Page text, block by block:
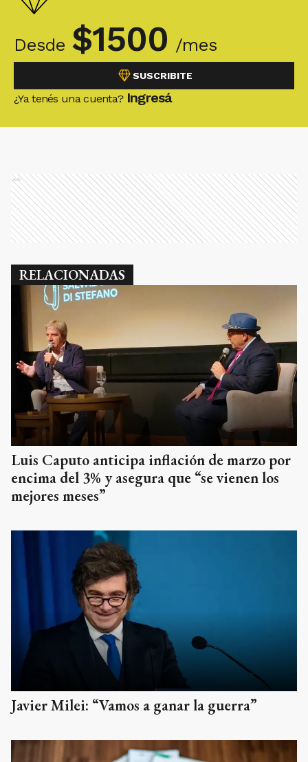
Desde $1500 /mes
SUSCRIBITE
¿Ya tenés una cuenta? Ingresá
Ads
RELACIONADAS
Luis Caputo anticipa inflación de marzo por
encima del 3% y asegura que “se vienen los
mejores meses”
Javier Milei: “Vamos a ganar la guerra”